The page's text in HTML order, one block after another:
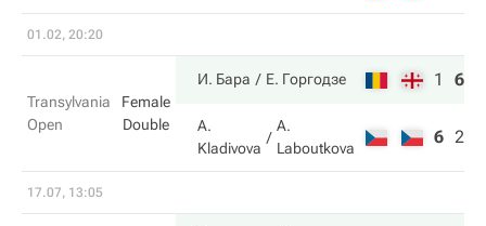
01.02, 20:20
Transylvania
Open
Female
Double
И. Бара Е. Горгодзе 1 6
A.
Kladivova
A.
Laboutkova
6 2
17.07, 13:05